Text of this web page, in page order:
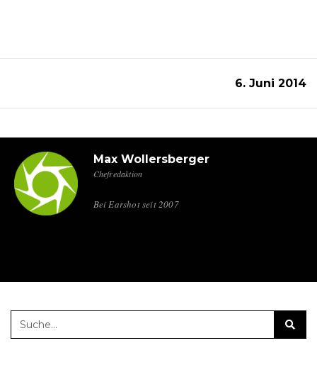
6. Juni 2014
Max Wollersberger
Chefredaktion
Bei Earshot seit 2007